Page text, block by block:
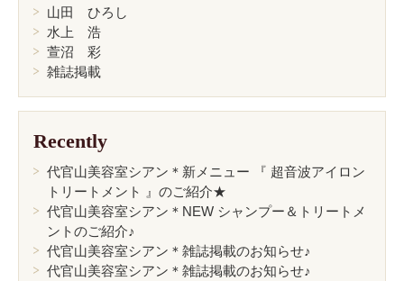
山田 ひろし
水上 浩
萱沼 彩
雑誌掲載
Recently
代官山美容室シアン＊新メニュー 『 超音波アイロン
トリートメント 』のご紹介★
代官山美容室シアン＊NEW シャンプー＆トリートメ
ントのご紹介♪
代官山美容室シアン＊雑誌掲載のお知らせ♪
代官山美容室シアン＊雑誌掲載のお知らせ♪